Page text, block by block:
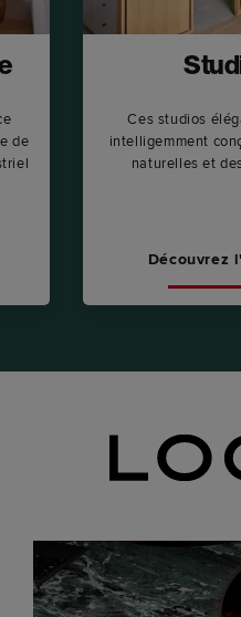
de
Ces studios
intelligemment
naturelles et
Découvrez